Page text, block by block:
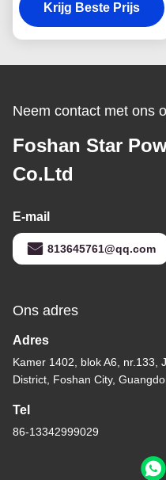
voor Hogedrukpan
maken
Krijg Beste Prijs
Neem contact met ons
Foshan Star
Co.Ltd
E-mail
813645761@qq.com
Ons adres
Adres
Kamer 1402, blok A6, nr.133,
District, Foshan City,
Tel
86-13342999029